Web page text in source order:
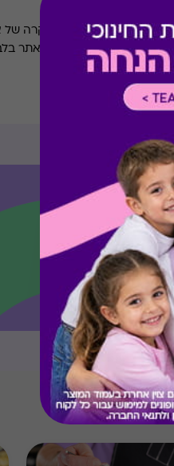
למימוש: חמש שנים.
תמורה ו/או פיצוי במקרה
השירותים הינם באחריות האתר
להכיר